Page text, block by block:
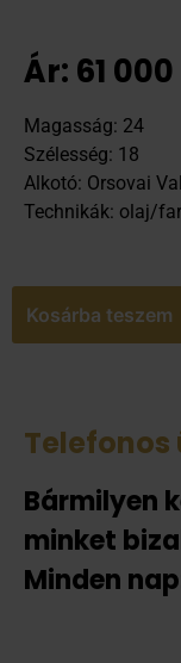
Ár: 61 000
Magasság: 24
Szélesség: 18
Alkotó: Orsovai
Technikák: olaj/
Kosárba teszem
Bármilyen
minket
Minden